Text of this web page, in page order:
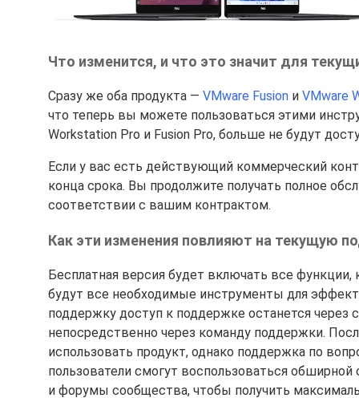
Что изменится, и что это значит для
Сразу же оба продукта — VMware Fusion и VMware
что теперь вы можете пользоваться этими
Workstation Pro и Fusion Pro, больше не будут
Если у вас есть действующий коммерческий
конца срока. Вы продолжите получать полное
соответствии с вашим контрактом.
Как эти изменения повлияют на текущую
Бесплатная версия будет включать все
будут все необходимые инструменты для
поддержку доступ к поддержке останется через
непосредственно через команду поддержки.
использовать продукт, однако поддержка по
пользователи смогут воспользоваться
и форумы сообщества, чтобы получить